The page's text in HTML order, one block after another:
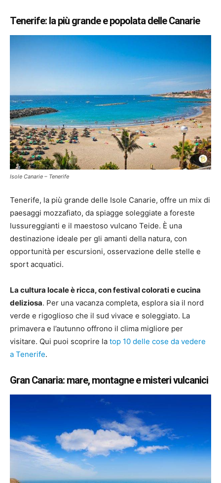
Tenerife: la più grande e popolata delle Canarie
Isole Canarie – Tenerife
Tenerife, la più grande delle Isole Canarie, offre un mix di
paesaggi mozzafiato, da spiagge soleggiate a foreste
lussureggianti e il maestoso vulcano Teide. È una
destinazione ideale per gli amanti della natura, con
opportunità per escursioni, osservazione delle stelle e
sport acquatici.
La cultura locale è ricca, con festival colorati e cucina
deliziosa. Per una vacanza completa, esplora sia il nord
verde e rigoglioso che il sud vivace e soleggiato. La
primavera e l’autunno offrono il clima migliore per
visitare. Qui puoi scoprire la top 10 delle cose da vedere
a Tenerife.
Gran Canaria: mare, montagne e misteri vulcanici